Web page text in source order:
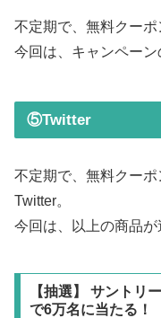
不定期で、無料クーポ
今回は、キャンペー
⑤Twitter
不定期で、無料クー
Twitter。
今回は、以上の商品が
【抽選】 サントリ
で6万名に当たる！